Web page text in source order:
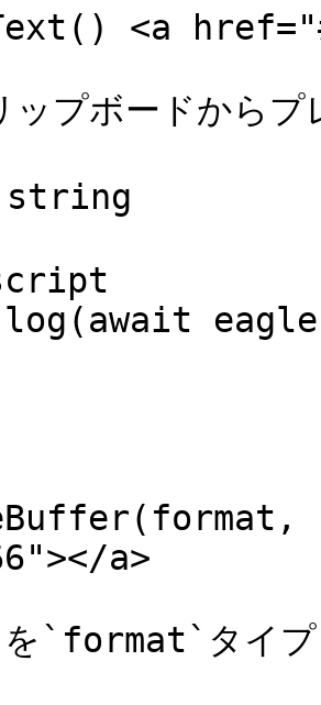
<a
ップボードから
string
a>
タイプ